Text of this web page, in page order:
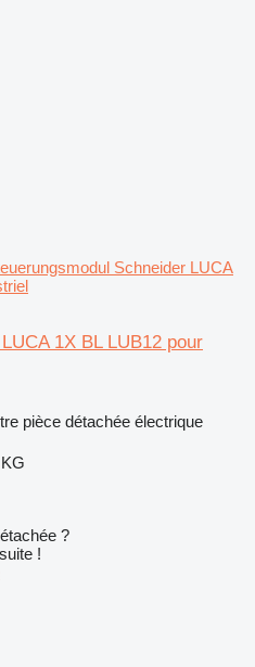
Schneider LUCA
1X BL LUB12 pour
pièce détachée électrique
?
!